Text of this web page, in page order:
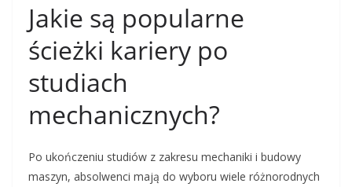
Jakie są popularne
ścieżki kariery po
studiach
mechanicznych?
Po ukończeniu studiów z zakresu mechaniki i budowy
maszyn, absolwenci mają do wyboru wiele różnorodnych